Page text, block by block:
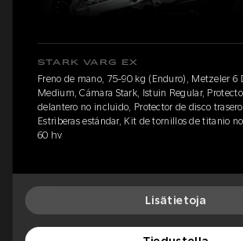
STARK VARG EX
Freno de mano, 75-90 kg (Enduro), Metzeler 6
Medium, Cámara Stark, Istuin Regular,
delantero no incluido, Protector de disco
Estriberas estándar, Kit de tornillos de titanio
60 hv
Lisätietoja